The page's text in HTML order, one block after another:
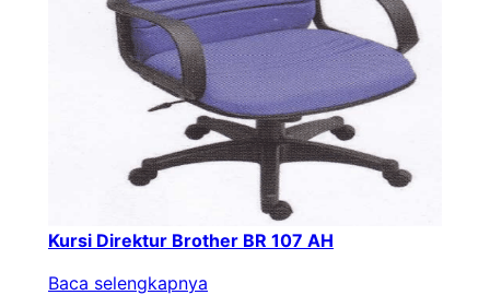
Kursi Direktur Brother BR 107 AH
Baca selengkapnya